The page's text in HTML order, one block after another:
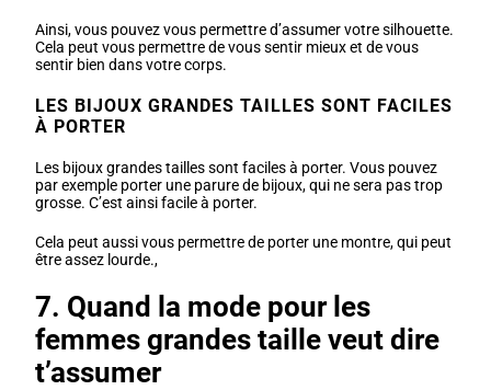
Ainsi, vous pouvez vous permettre d’assumer votre silhouette.
Cela peut vous permettre de vous sentir mieux et de vous
sentir bien dans votre corps.
LES BIJOUX GRANDES TAILLES SONT FACILES
À PORTER
Les bijoux grandes tailles sont faciles à porter. Vous pouvez
par exemple porter une parure de bijoux, qui ne sera pas trop
grosse. C’est ainsi facile à porter.
Cela peut aussi vous permettre de porter une montre, qui peut
être assez lourde.,
7. Quand la mode pour les
femmes grandes taille veut dire
t’assumer